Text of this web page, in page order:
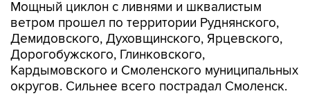
Мощный циклон с ливнями и шквалистым
ветром прошел по территории Руднянского,
Демидовского, Духовщинского, Ярцевского,
Дорогобужского, Глинковского,
Кардымовского и Смоленского муниципальных
округов. Сильнее всего пострадал Смоленск.